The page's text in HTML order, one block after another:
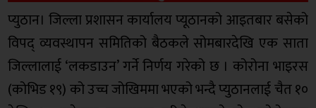
प्युठान। जिल्ला प्रशासन कार्यालय प्यूठानको आइतबार बसेको
विपद् व्यवस्थापन समितिको बैठकले सोमबारदेखि एक साता
जिल्लालाई ‘लकडाउन’ गर्ने निर्णय गरेको छ । कोरोना भाइरस
(कोभिड १९) को उच्च जोखिममा भएको भन्दै प्युठानलाई चैत १०